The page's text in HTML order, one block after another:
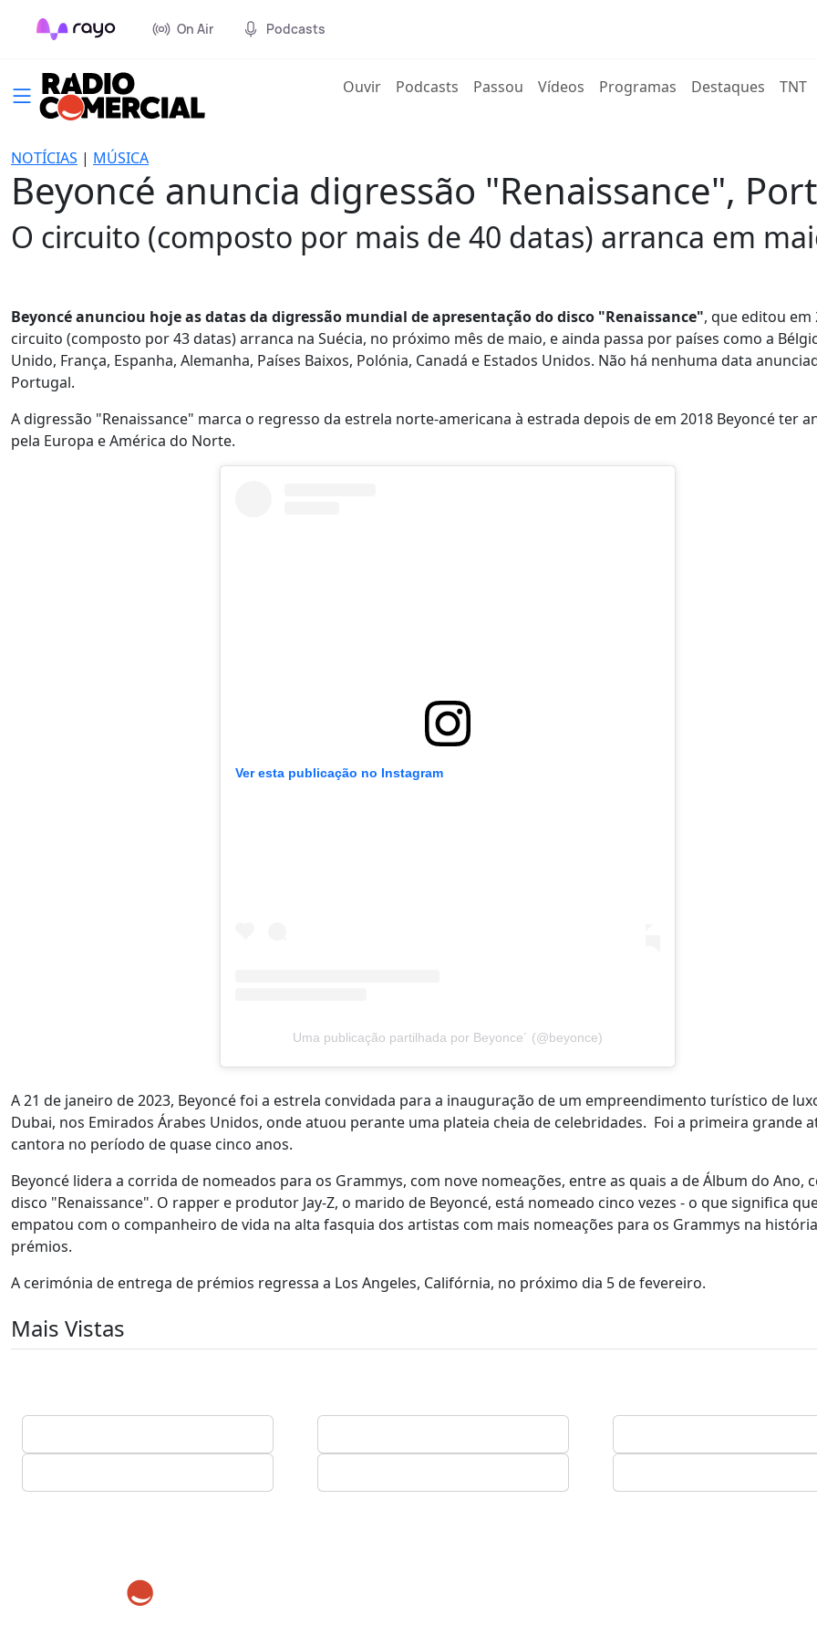
On Air Podcasts
Ouvir(current)
Podcasts Passou Vídeos Programas Destaques TNT
NOTÍCIAS | MÚSICA
Beyoncé anuncia digressão "Renaissance",
O circuito (composto por mais de 40 datas) arranca em
Beyoncé anunciou hoje as datas da digressão mundial de apresentação do disco "Renaissance", que editou em
circuito (composto por 43 datas) arranca na Suécia, no próximo mês de maio, e ainda passa por países como a
Unido, França, Espanha, Alemanha, Países Baixos, Polónia, Canadá e Estados Unidos. Não há nenhuma data
Portugal.
A digressão "Renaissance" marca o regresso da estrela norte-americana à estrada depois de em 2018 Beyoncé ter
pela Europa e América do Norte.
Ver esta publicação no Instagram
Uma publicação partilhada por Beyonce´ (@beyonce)
A 21 de janeiro de 2023, Beyoncé foi a estrela convidada para a inauguração de um empreendimento turístico de
Dubai, nos Emirados Árabes Unidos, onde atuou perante uma plateia cheia de celebridades. Foi a primeira grande
cantora no período de quase cinco anos.
Beyoncé lidera a corrida de nomeados para os Grammys, com nove nomeações, entre as quais a de Álbum do Ano,
disco "Renaissance". O rapper e produtor Jay-Z, o marido de Beyoncé, está nomeado cinco vezes - o que significa
empatou com o companheiro de vida na alta fasquia dos artistas com mais nomeações para os Grammys na
prémios.
A cerimónia de entrega de prémios regressa a Los Angeles, Califórnia, no próximo dia 5 de fevereiro.
Mais Vistas